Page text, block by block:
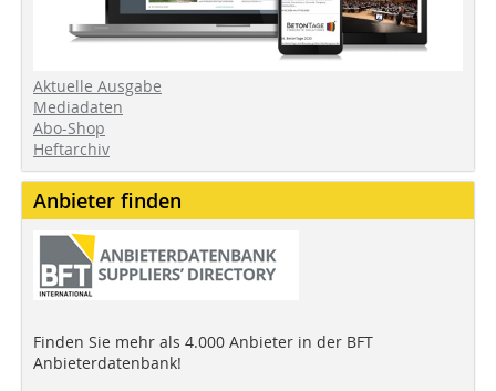
Aktuelle Ausgabe
Mediadaten
Abo-Shop
Heftarchiv
Anbieter finden
Finden Sie mehr als 4.000 Anbieter in der BFT
Anbieterdatenbank!